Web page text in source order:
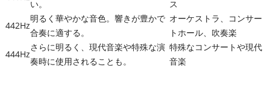
い。
ス
442Hz
明るく華やかな音色。響きが豊かで
合奏に適する。
オーケストラ、コンサー
トホール、吹奏楽
444Hz
さらに明るく、現代音楽や特殊な演
奏時に使用されることも。
特殊なコンサートや現代
音楽